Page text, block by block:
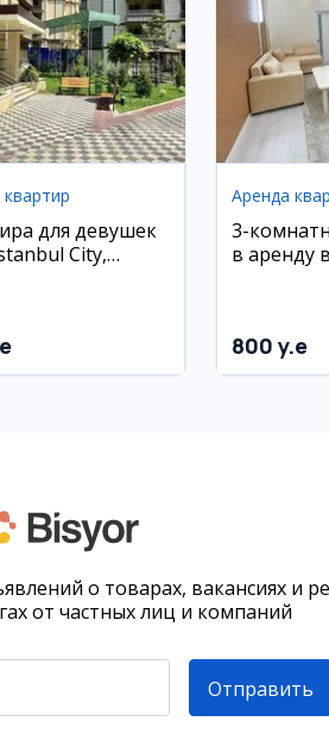
для девушек
City,
Аренда
3-
в аренду
800 y.e
о товарах, вакансиях и
от частных лиц и компаний
Отправить